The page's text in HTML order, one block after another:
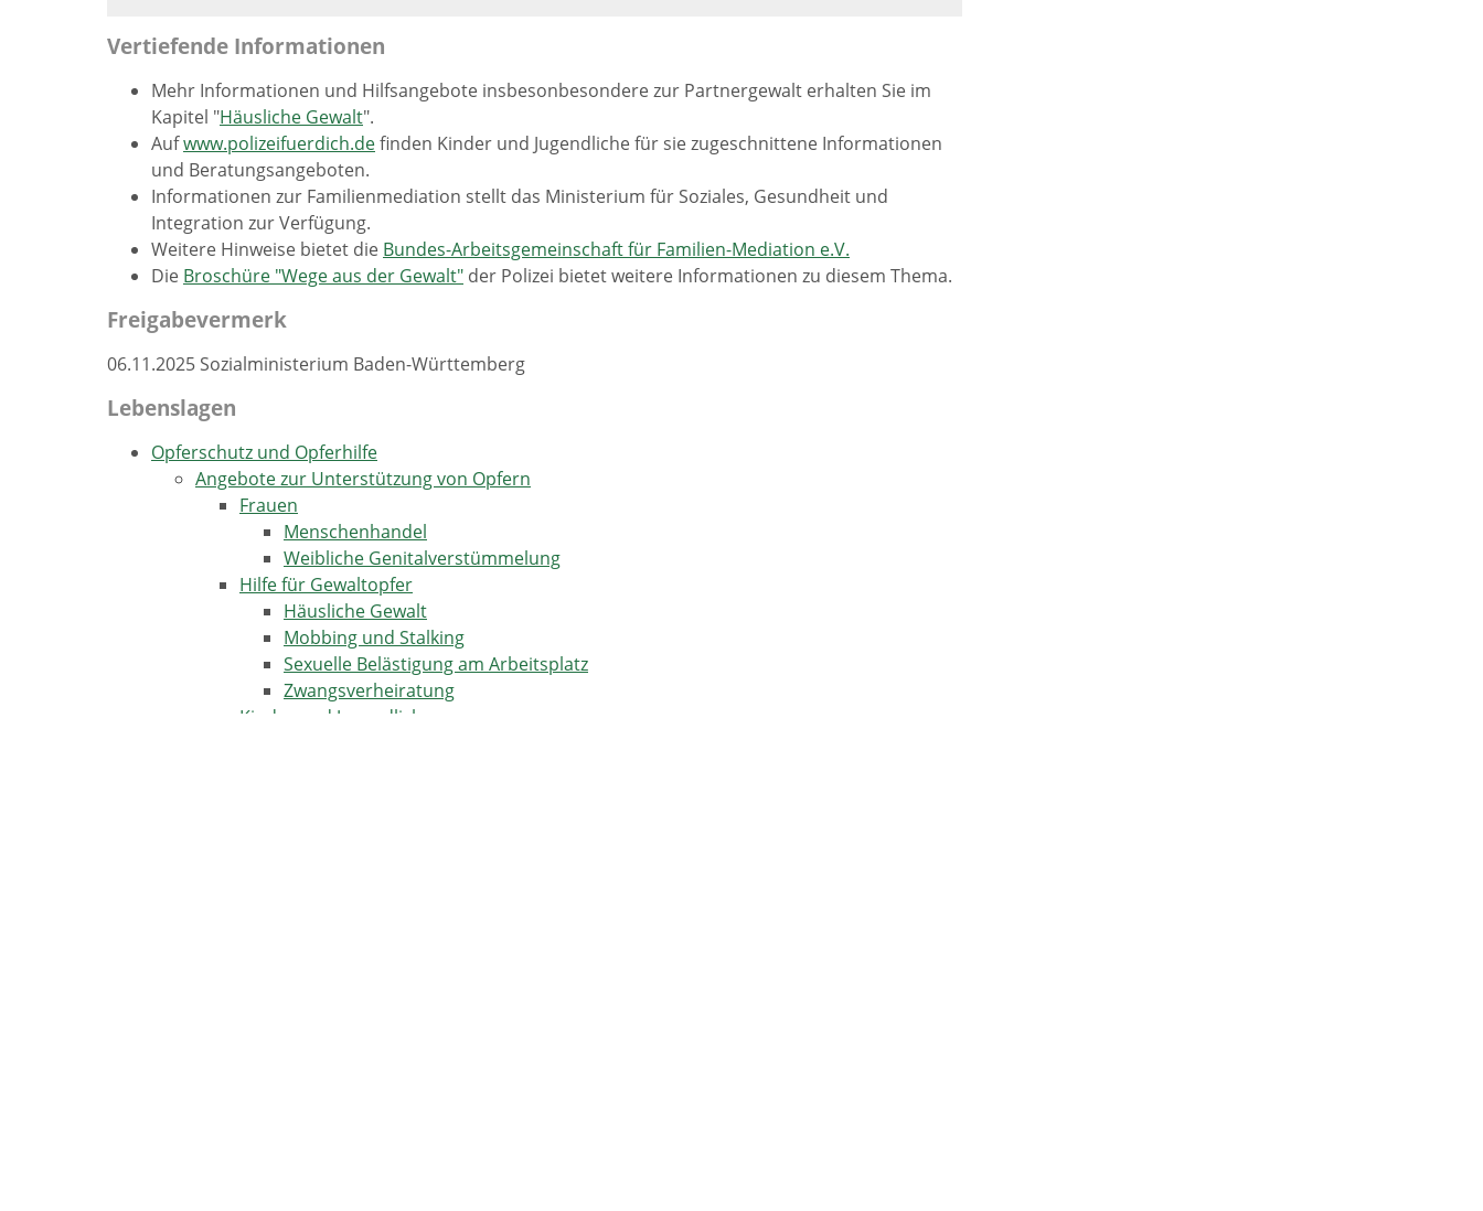
Vertiefende Informationen
Mehr Informationen und Hilfsangebote insbesonbesondere zur Partnergewalt erhalten Sie im
Kapitel "Häusliche Gewalt".
Aufwww.polizeifuerdich.definden Kinder und Jugendliche für sie zugeschnittene Informationen
und Beratungsangeboten.
Informationen zur Familienmediation stellt das Ministerium für Soziales, Gesundheit und
Integration zur Verfügung.
Weitere Hinweise bietet die Bundes-Arbeitsgemeinschaft für Familien-Mediation e.V.
Die Broschüre "Wege aus der Gewalt" der Polizei bietet weitere Informationen zu diesem Thema.
Freigabevermerk
06.11.2025 Sozialministerium Baden-Württemberg
Lebenslagen
Opferschutz und Opferhilfe
Angebote zur Unterstützung von Opfern
Frauen
Menschenhandel
Weibliche Genitalverstümmelung
Hilfe für Gewaltopfer
Häusliche Gewalt
Mobbing und Stalking
Sexuelle Belästigung am Arbeitsplatz
Zwangsverheiratung
Kinder und Jugendliche